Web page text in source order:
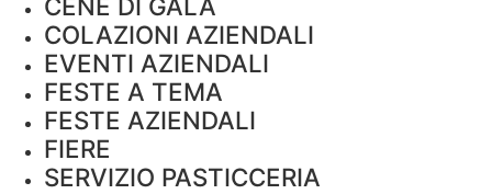
CENE DI GALA
COLAZIONI AZIENDALI
EVENTI AZIENDALI
FESTE A TEMA
FESTE AZIENDALI
FIERE
SERVIZIO PASTICCERIA